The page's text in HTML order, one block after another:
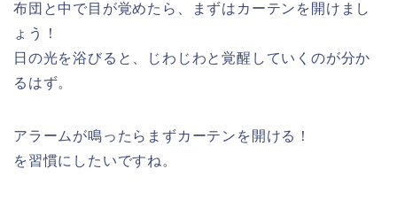
布団と中で目が覚めたら、まずはカーテンを開けまし
ょう！
日の光を浴びると、じわじわと覚醒していくのが分か
るはず。
アラームが鳴ったらまずカーテンを開ける！
を習慣にしたいですね。